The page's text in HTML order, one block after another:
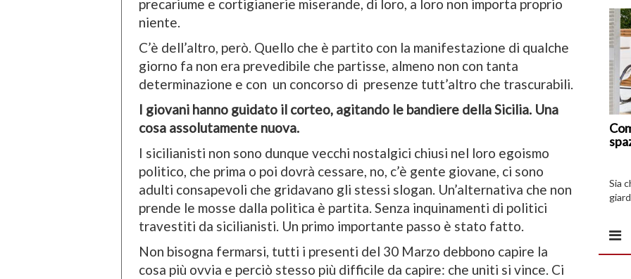
precariume e cortigianerie miserande, di loro, a loro non importa proprio
niente.
C’è dell’altro, però. Quello che è partito con la manifestazione di qualche
giorno fa non era prevedibile che partisse, almeno non con tanta
determinazione e con un concorso di presenze tutt’altro che trascurabili.
I giovani hanno guidato il corteo, agitando le bandiere della Sicilia. Una
cosa assolutamente nuova.
I sicilianisti non sono dunque vecchi nostalgici chiusi nel loro egoismo
politico, che prima o poi dovrà cessare, no, c’è gente giovane, ci sono
adulti consapevoli che gridavano gli stessi slogan. Un’alternativa che non
prende le mosse dalla politica è partita. Senza inquinamenti di politici
travestiti da sicilianisti. Un primo importante passo è stato fatto.
Non bisogna fermarsi, tutti i presenti del 30 Marzo debbono capire la
cosa più ovvia e perciò stesso più difficile da capire: che uniti si vince. Ci
Sia